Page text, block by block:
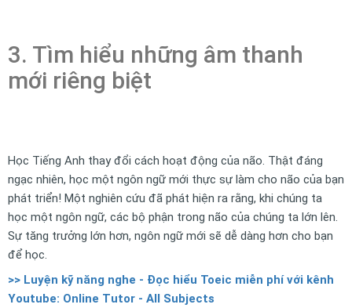
3. Tìm hiểu những âm thanh
mới riêng biệt
Học Tiếng Anh thay đổi cách hoạt động của não. Thật đáng
ngạc nhiên, học một ngôn ngữ mới thực sự làm cho não của bạn
phát triển! Một nghiên cứu đã phát hiện ra rằng, khi chúng ta
học một ngôn ngữ, các bộ phận trong não của chúng ta lớn lên.
Sự tăng trưởng lớn hơn, ngôn ngữ mới sẽ dễ dàng hơn cho bạn
để học.
>> Luyện kỹ năng nghe - Đọc hiểu Toeic miễn phí với kênh
Youtube: Online Tutor - All Subjects